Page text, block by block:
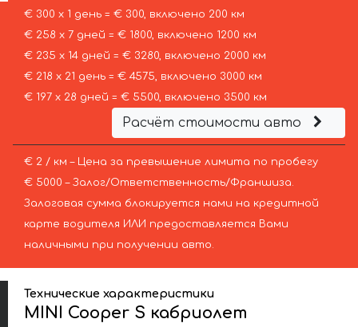
€ 300 х 1 день = € 300, включено 200 км
€ 258 х 7 дней = € 1800, включено 1200 км
€ 235 х 14 дней = € 3280, включено 2000 км
€ 218 х 21 день = € 4575, включено 3000 км
€ 197 х 28 дней = € 5500, включено 3500 км
Расчёт стоимости авто
€ 2 / км – Цена за превышение лимита по пробегу
€ 5000 – Залог/Ответственность/Франшиза.
Залоговая сумма блокируется нами на кредитной
карте водителя ИЛИ предоставляется Вами
наличными при получении авто.
Технические характеристики
MINI Cooper S кабриолет